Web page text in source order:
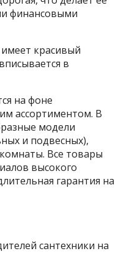
финансовыми
красивый
в
на фоне
ассортиментом. В
модели
и подвесных),
Все товары
высокого
гарантия на